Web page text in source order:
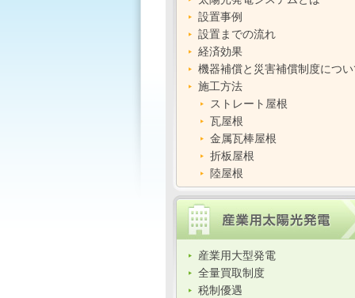
設置事例
設置までの流れ
経済効果
機器補償と災害補償制度につい
施工方法
ストレート屋根
瓦屋根
金属瓦棒屋根
折板屋根
陸屋根
産業用大型発電
全量買取制度
税制優遇